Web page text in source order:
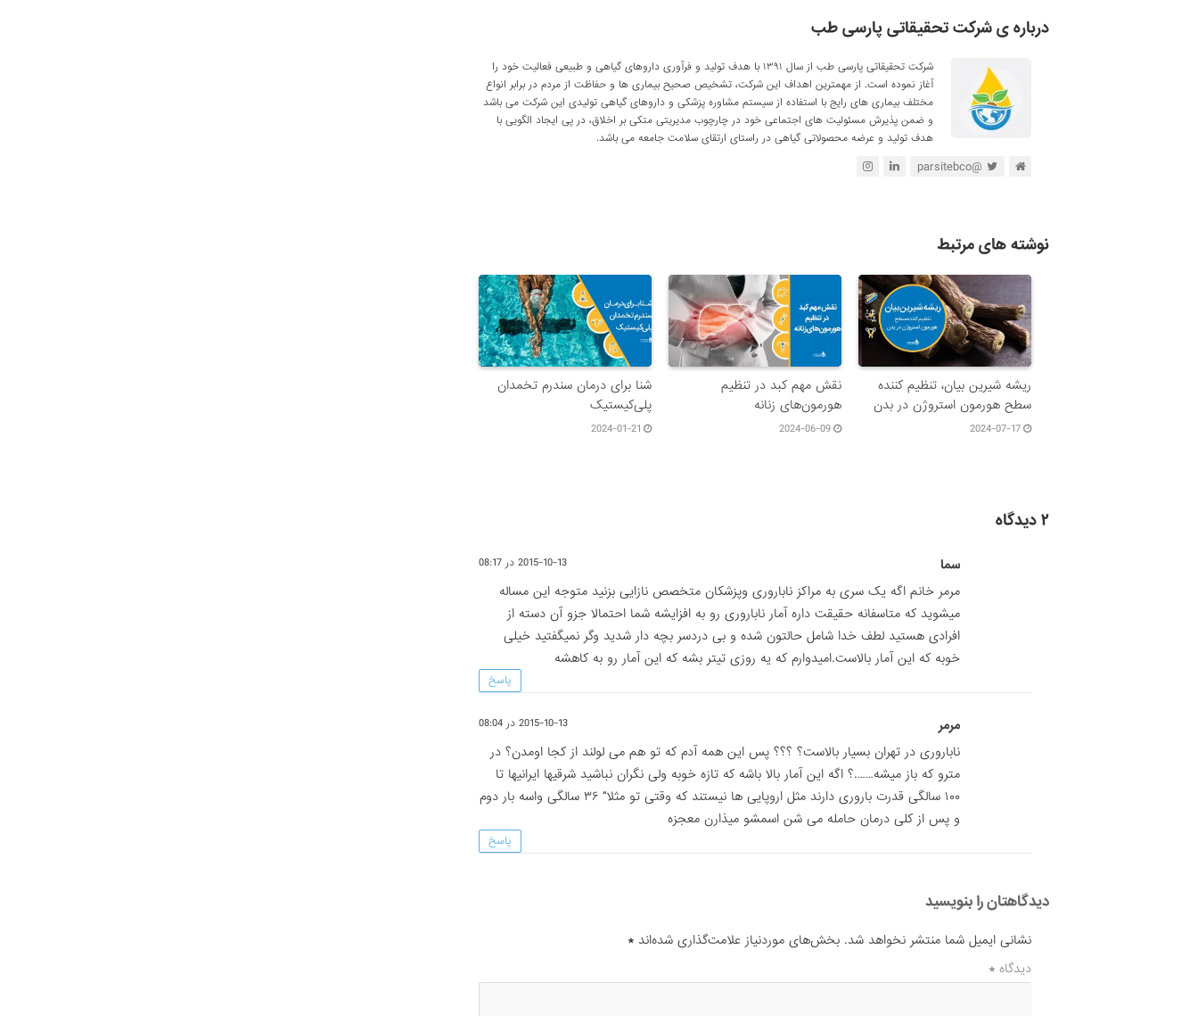
درباره ی شرکت تحقیقاتی پارسی طب
شرکت تحقیقاتی پارسی طب از سال ۱۳۹۱ با هدف تولید و فرآوری داروهای گیاهی و طبیعی فعالیت خود را
آغاز نموده است. از مهمترین اهداف این شرکت، تشخیص صحیح بیماری ها و حفاظت از مردم در برابر انواع
مختلف بیماری های رایج با استفاده از سیستم مشاوره پزشکی و داروهای گیاهی تولیدی این شرکت می باشد
و ضمن پذیرش مسئولیت های اجتماعی خود در چارچوب مدیریتی متکی بر اخلاق، در پی ایجاد الگویی با
هدف تولید و عرضه محصولاتی گیاهی در راستای ارتقای سلامت جامعه می باشد.
@parsitebco
نوشته های مرتبط
ریشه شیرین بیان، تنظیم کننده
سطح هورمون استروژن در بدن
2024-07-17
نقش مهم کبد در تنظیم
هورمون‌های زنانه
2024-06-09
شنا برای درمان سندرم تخمدان
پلی‌کیستیک
2024-01-21
۲ دیدگاه
سما 2015-10-13 در 08:17
مرمر خانم اگه یک سری به مراکز ناباروری وپزشکان متخصص نازایی بزنید متوجه این مساله
میشوید که متاسفانه حقیقت داره آمار ناباروری رو به افزایشه شما احتمالا جزو آن دسته از
افرادی هستید لطف خدا شامل حالتون شده و بی دردسر بچه دار شدید وگر نمیگفتید خیلی
خوبه که این آمار بالاست.امیدوارم که یه روزی تیتر بشه که این آمار رو به کاهشه
پاسخ
مرمر 2015-10-13 در 08:04
ناباروری در تهران بسیار بالاست؟ ؟؟؟ پس این همه آدم که تو هم می لولند از کجا اومدن؟ در
مترو که باز میشه…….؟ اگه این آمار بالا باشه که تازه خوبه ولی نگران نباشید شرقیها ایرانیها تا
۱۰۰ سالگی قدرت باروری دارند مثل اروپایی ها نیستند که وقتی تو مثلا” ۳۶ سالگی واسه بار دوم
و پس از کلی درمان حامله می شن اسمشو میذارن معجزه
پاسخ
دیدگاهتان را بنویسید
نشانی ایمیل شما منتشر نخواهد شد. بخش‌های موردنیاز علامت‌گذاری شده‌اند *
دیدگاه *